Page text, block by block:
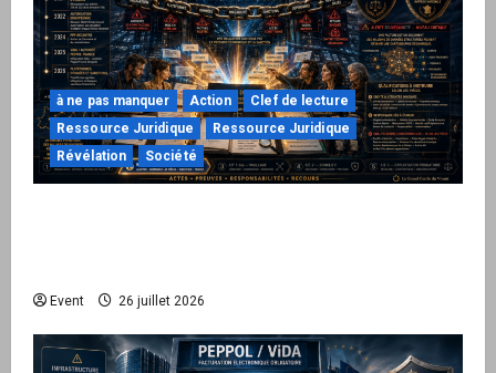
à ne pas manquer Action
Clef de lecture
Ressource Juridique
Ressource Juridique
Révélation
Société
Event 26 juillet 2026